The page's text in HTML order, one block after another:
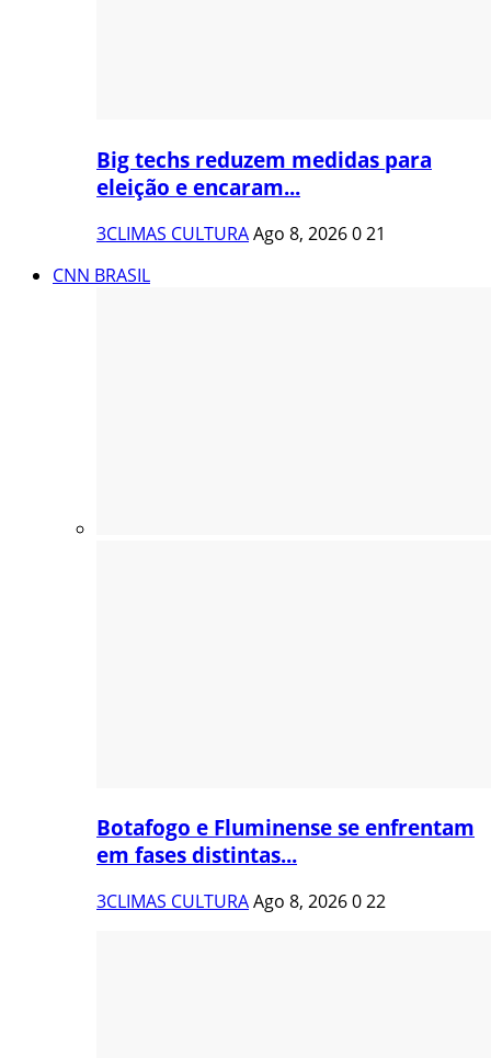
Big techs reduzem medidas para
eleição e encaram...
3CLIMAS CULTURAAgo 8, 2026021
CNN BRASIL
Botafogo e Fluminense se enfrentam
em fases distintas...
3CLIMAS CULTURAAgo 8, 2026022